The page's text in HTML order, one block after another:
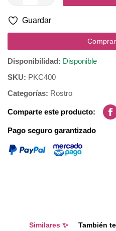
Guardar
Disponibilidad: Disponible
SKU: PKC400
Categorías: Rostro
Comparte este producto:
Pago seguro garantizado
Similares ✨ También